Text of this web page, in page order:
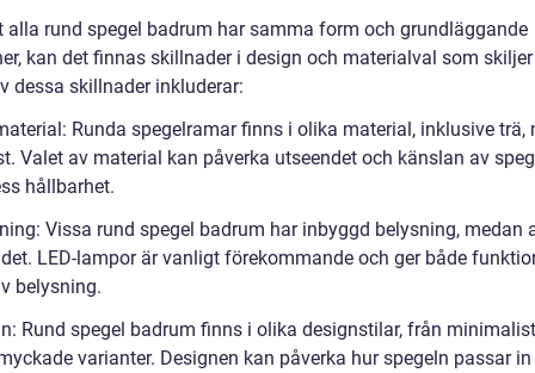
alla rund spegel badrum har samma form och grundläggande
kan det finnas skillnader i design och materialval som
dessa skillnader inkluderar:
Runda spegelramar finns i olika material, inklusive trä,
Valet av material kan påverka utseendet och känslan av
hållbarhet.
Vissa rund spegel badrum har inbyggd belysning, medan
LED-lampor är vanligt förekommande och ger både
belysning.
Rund spegel badrum finns i olika designstilar, från
varianter. Designen kan påverka hur spegeln passar